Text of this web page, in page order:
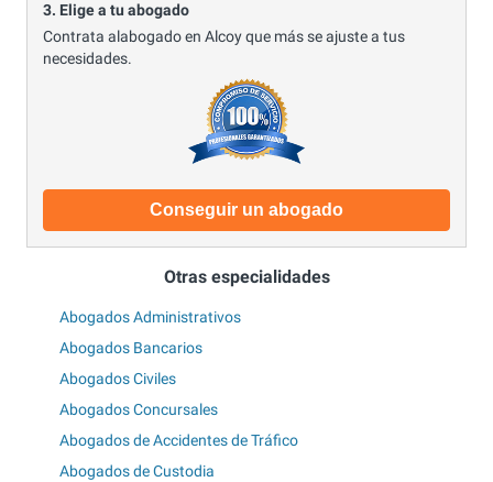
3. Elige a tu abogado
Contrata alabogado en Alcoy que más se ajuste a tus
necesidades.
Conseguir un abogado
Otras especialidades
Abogados Administrativos
Abogados Bancarios
Abogados Civiles
Abogados Concursales
Abogados de Accidentes de Tráfico
Abogados de Custodia